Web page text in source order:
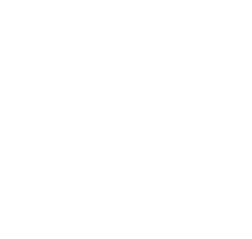
programma di pulizia che
nel contenitore. Non
si avvia il programma
viene pulito attraverso
garantisce una pulizia